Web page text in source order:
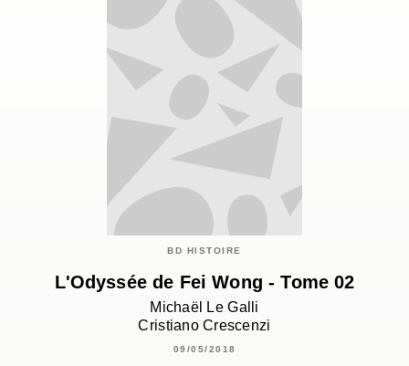
BD HISTOIRE
L'Odyssée de Fei Wong - Tome 02
Michaël Le Galli
Cristiano Crescenzi
09/05/2018